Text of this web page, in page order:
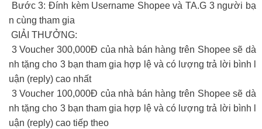
Bước 3: Đính kèm Username Shopee và TA.G 3 người bạ
n cùng tham gia
GIẢI THƯỞNG:
3 Voucher 300,000Đ của nhà bán hàng trên Shopee sẽ dà
nh tặng cho 3 bạn tham gia hợp lệ và có lượng trả lời bình l
uận (reply) cao nhất
3 Voucher 100,000Đ của nhà bán hàng trên Shopee sẽ dà
nh tặng cho 3 bạn tham gia hợp lệ và có lượng trả lời bình l
uận (reply) cao tiếp theo